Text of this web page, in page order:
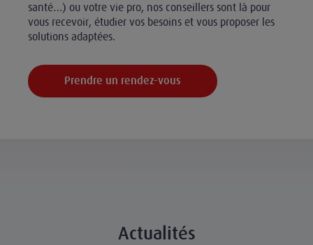
santé…) ou votre vie pro, nos conseillers sont là pour
vous recevoir, étudier vos besoins et vous proposer les
solutions adaptées.
Prendre un rendez-vous
Actualités